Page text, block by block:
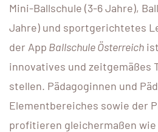
Mini-Ballschule (3-6 Jahre),
Jahre) und sportgerichtetes
der App Ballschule Österreich
innovatives und zeitgemäßes
stellen. Pädagoginnen und
Elementbereiches sowie der
profitieren gleichermaßen